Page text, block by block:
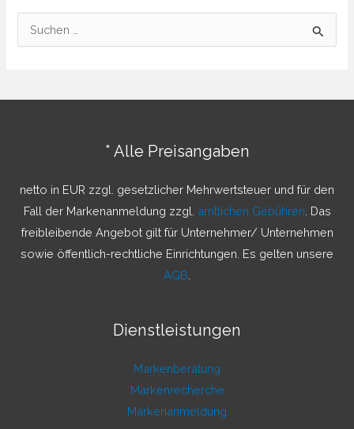
u
h
* Alle Preisangaben
netto in EUR zzgl. gesetzlicher Mehrwertsteuer und für den
Fall der Markenanmeldung zzgl. amtlichen Gebühren . Das
freibleibende Angebot gilt für Unternehmer/ Unternehmen
sowie öffentlich-rechtliche Einrichtungen. Es gelten unsere
AGB
Dienstleistungen
Markenberatung
Markenrecherche
Markenanmeldung